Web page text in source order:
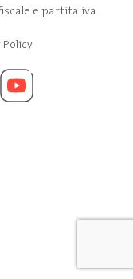
e partita iva
Policy